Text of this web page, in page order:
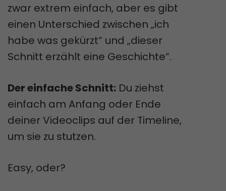
zwar extrem einfach, aber es gibt
einen Unterschied zwischen „ich
habe was gekürzt“ und „dieser
Schnitt erzählt eine Geschichte“.
Der einfache Schnitt: Du ziehst
einfach am Anfang oder Ende
deiner Videoclips auf der Timeline,
um sie zu stutzen.
Easy, oder?